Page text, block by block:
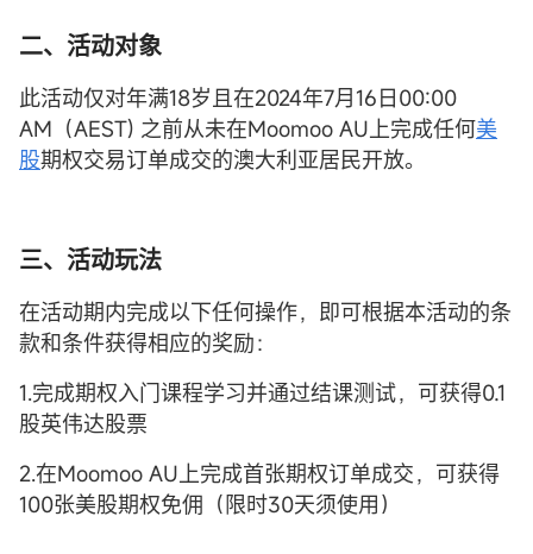
二、 活动对象
此活动仅对年满18岁且在2024年7月16日00:00
AM（AEST) 之前从未在Moomoo AU上完成任何美
股期权交易订单成交的澳大利亚居民开放。
三、活动玩法
在活动期内完成以下任何操作，即可根据本活动的条
款和条件获得相应的奖励：
1.完成期权入门课程学习并通过结课测试，可获得0.1
股英伟达股票
2.在Moomoo AU上完成首张期权订单成交，可获得
100张美股期权免佣（限时30天须使用）